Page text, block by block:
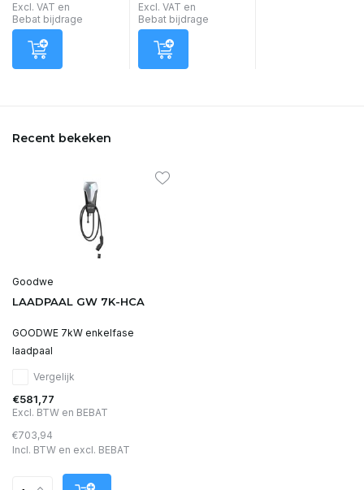
Excl. VAT en
Bebat bijdrage
Excl. VAT en
Bebat bijdrage
Recent bekeken
Goodwe
LAADPAAL GW 7K-HCA
GOODWE 7kW enkelfase
laadpaal
Vergelijk
€581,77
Excl. BTW en BEBAT
€703,94
Incl. BTW en excl. BEBAT